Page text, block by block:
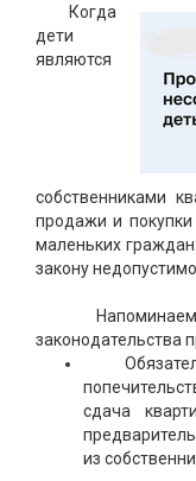
Когда
дети
являются
собственниками
продажи и
маленьких
закону недопустимо.
законодательства
сдача
из